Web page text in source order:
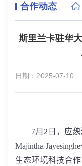
合作动态
斯里兰卡驻华
日期：2025-07-10
7月 2 日，应
Majintha Jayesinghe
生态环境科技合